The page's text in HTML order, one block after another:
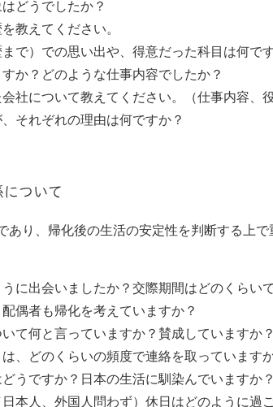
どうでしたか？
教えてください。
で）での思い出や、得意だった科目は何で
か？どのような仕事内容でしたか？
社について教えてください。（仕事内容、
それぞれの理由は何ですか？
ついて
あり、帰化後の生活の安定性を判断する上
に出会いましたか？交際期間はどのくらい
偶者も帰化を考えていますか？
て何と言っていますか？賛成していますか？
、どのくらいの頻度で連絡を取っています
うですか？日本の生活に馴染んでいますか？
本人、外国人問わず）休日はどのように過